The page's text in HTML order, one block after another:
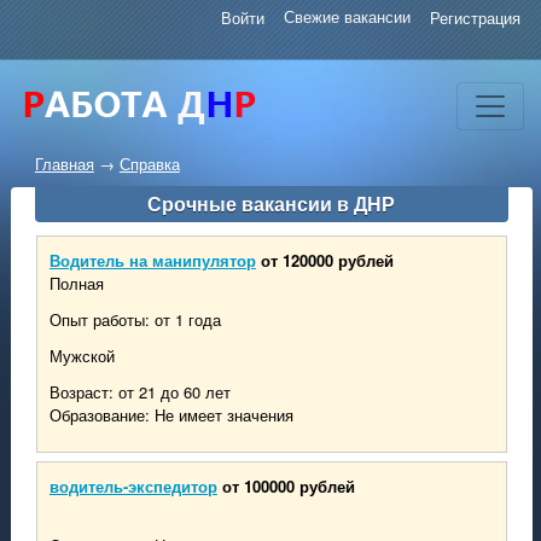
Войти Свежие вакансии Регистрация
Главная → Справка
Срочные вакансии в ДНР
Водитель на манипулятор от 120000 рублей
Полная
Опыт работы: от 1 года
Мужской
Возраст: от 21 до 60 лет
Образование: Не имеет значения
водитель-экспедитор от 100000 рублей